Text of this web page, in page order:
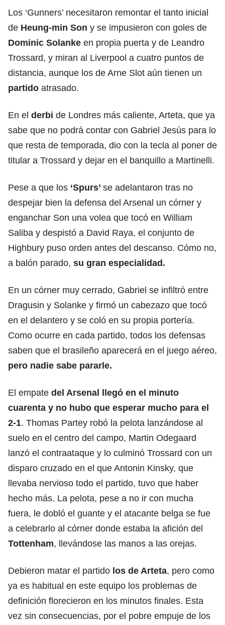
Los ‘Gunners’ necesitaron remontar el tanto inicial
de Heung-min Son y se impusieron con goles de
Dominic Solanke en propia puerta y de Leandro
Trossard, y miran al Liverpool a cuatro puntos de
distancia, aunque los de Arne Slot aún tienen un
partido atrasado.
En el derbi de Londres más caliente, Arteta, que ya
sabe que no podrá contar con Gabriel Jesús para lo
que resta de temporada, dio con la tecla al poner de
titular a Trossard y dejar en el banquillo a Martinelli.
Pese a que los ‘Spurs’ se adelantaron tras no
despejar bien la defensa del Arsenal un córner y
enganchar Son una volea que tocó en William
Saliba y despistó a David Raya, el conjunto de
Highbury puso orden antes del descanso. Cómo no,
a balón parado, su gran especialidad.
En un córner muy cerrado, Gabriel se infiltró entre
Dragusin y Solanke y firmó un cabezazo que tocó
en el delantero y se coló en su propia portería.
Como ocurre en cada partido, todos los defensas
saben que el brasileño aparecerá en el juego aéreo,
pero nadie sabe pararle.
El empate del Arsenal llegó en el minuto
cuarenta y no hubo que esperar mucho para el
2-1. Thomas Partey robó la pelota lanzándose al
suelo en el centro del campo, Martin Odegaard
lanzó el contraataque y lo culminó Trossard con un
disparo cruzado en el que Antonin Kinsky, que
llevaba nervioso todo el partido, tuvo que haber
hecho más. La pelota, pese a no ir con mucha
fuera, le dobló el guante y el atacante belga se fue
a celebrarlo al córner donde estaba la afición del
Tottenham, llevándose las manos a las orejas.
Debieron matar el partido los de Arteta, pero como
ya es habitual en este equipo los problemas de
definición florecieron en los minutos finales. Esta
vez sin consecuencias, por el pobre empuje de los